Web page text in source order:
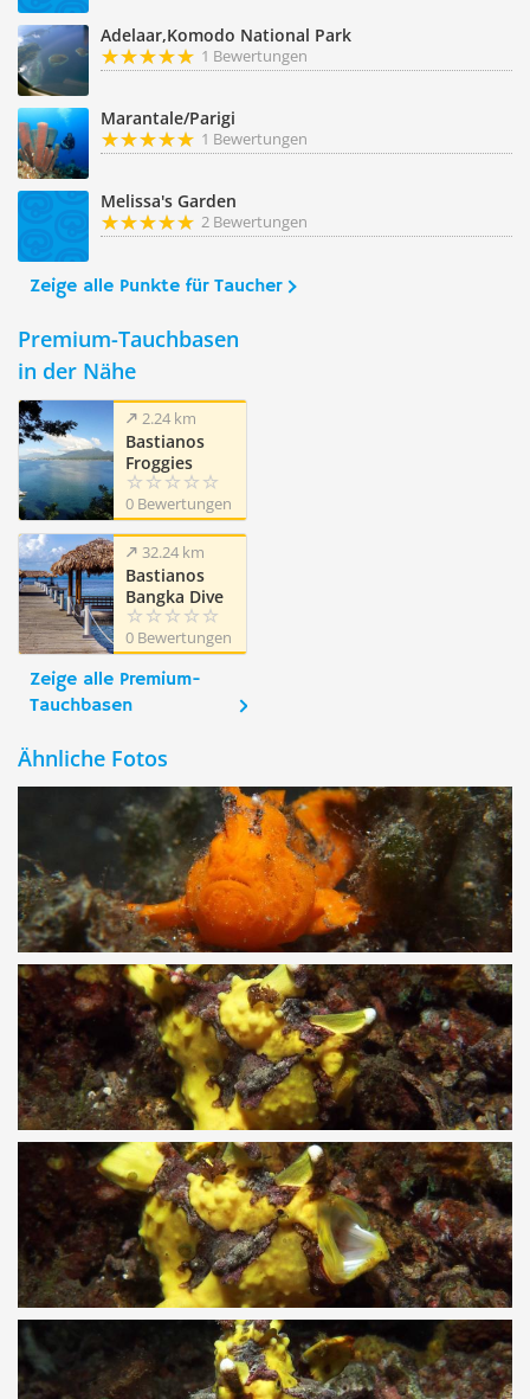
Adelaar,Komodo National Park
1 Bewertungen
Marantale/Parigi
1 Bewertungen
Melissa's Garden
2 Bewertungen
Zeige alle Punkte für Taucher
Premium-Tauchbasen
in der Nähe
2.24 km
Bastianos
Froggies
Lembeh Dive
Resort
0 Bewertungen
32.24 km
Bastianos
Bangka Dive
Resort
0 Bewertungen
Zeige alle Premium-
Tauchbasen
Ähnliche Fotos